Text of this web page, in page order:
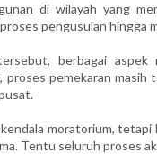
di wilayah yang
pengusulan hingga
berbagai
proses pemekaran
kendala moratorium,
Tentu seluruh proses